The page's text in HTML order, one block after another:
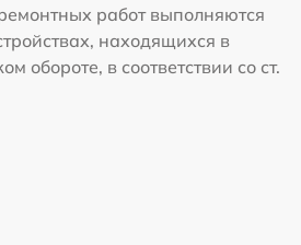
работ выполняются
находящихся в
обороте, в соответствии со ст.